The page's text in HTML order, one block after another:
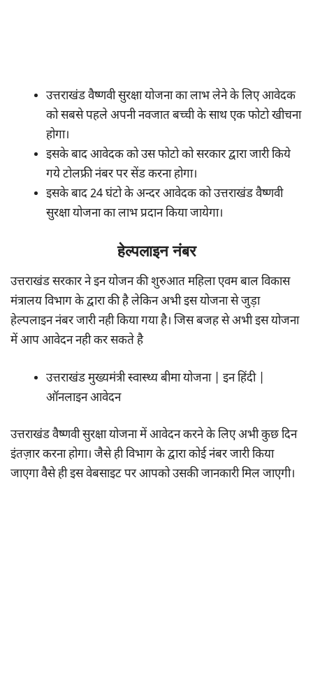
उत्तराखंड वैष्णवी सुरक्षा योजना का लाभ लेने के लिए आवेदक
को सबसे पहले अपनी नवजात बच्ची के साथ एक फोटो खीचना
होगा।
इसके बाद आवेदक को उस फोटो को सरकार द्वारा जारी किये
गये टोलफ्री नंबर पर सेंड करना होगा।
इसके बाद 24 घंटो के अन्दर आवेदक को उत्तराखंड वैष्णवी
सुरक्षा योजना का लाभ प्रदान किया जायेगा।
हेल्पलाइन नंबर
उत्तराखंड सरकार ने इन योजन की शुरुआत महिला एवम बाल विकास
मंत्रालय विभाग के द्वारा की है लेकिन अभी इस योजना से जुड़ा
हेल्पलाइन नंबर जारी नही किया गया है। जिस बजह से अभी इस योजना
में आप आवेदन नही कर सकते है
उत्तराखंड मुख्यमंत्री स्वास्थ्य बीमा योजना | इन हिंदी |
ऑनलाइन आवेदन
उत्तराखंड वैष्णवी सुरक्षा योजना में आवेदन करने के लिए अभी कुछ दिन
इंतज़ार करना होगा। जैसे ही विभाग के द्वारा कोई नंबर जारी किया
जाएगा वैसे ही इस वेबसाइट पर आपको उसकी जानकारी मिल जाएगी।